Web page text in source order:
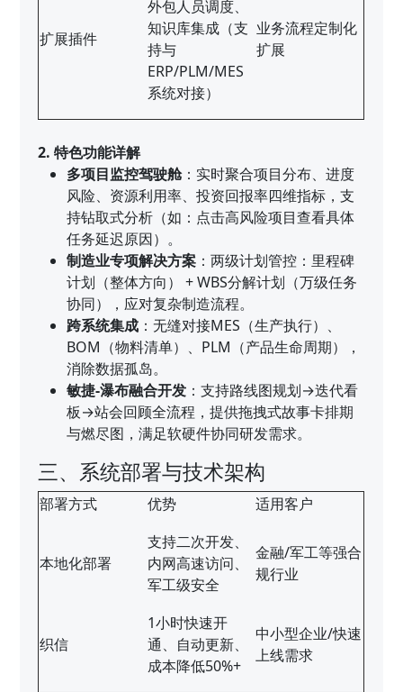
扩展插件
外包人员调度、
知识库集成（支
持与
ERP/PLM/MES
系统对接）
业务流程定制化
扩展
2. 特色功能详解
多项目监控驾驶舱：实时聚合项目分布、进度
风险、资源利用率、投资回报率四维指标，支
持钻取式分析（如：点击高风险项目查看具体
任务延迟原因）。
制造业专项解决方案 ：两级计划管控：里程碑
计划（整体方向） + WBS分解计划（万级任务
协同），应对复杂制造流程。
跨系统集成 ：无缝对接MES（生产执行）、
BOM（物料清单）、PLM（产品生命周期），
消除数据孤岛。
敏捷-瀑布融合开发 ：支持路线图规划→迭代看
板→站会回顾全流程，提供拖拽式故事卡排期
与燃尽图，满足软硬件协同研发需求。
三、系统部署与技术架构
部署方式 优势 适用客户
本地化部署
支持二次开发、
内网高速访问、
军工级安全
金融/军工等强合
规行业
织信
1小时快速开
通、自动更新、
成本降低50%+
中小型企业/快速
上线需求